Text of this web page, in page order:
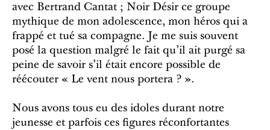
avec Bertrand Cantat ; Noir Désir ce groupe
mythique de mon adolescence, mon héros qui a
frappé et tué sa compagne. Je me suis souvent
posé la question malgré le fait qu’il ait purgé sa
peine de savoir s’il était encore possible de
réécouter « Le vent nous portera ? ».
Nous avons tous eu des idoles durant notre
jeunesse et parfois ces figures réconfortantes